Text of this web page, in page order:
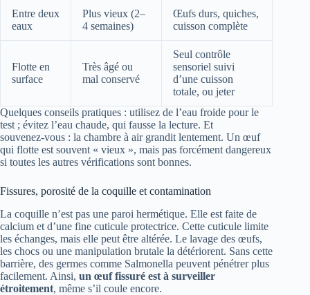
Entre deux
eaux
Plus vieux (2–
4 semaines)
Œufs durs, quiches,
cuisson complète
Flotte en
surface
Très âgé ou
mal conservé
Seul contrôle
sensoriel suivi
d’une cuisson
totale, ou jeter
Quelques conseils pratiques : utilisez de l’eau froide pour le
test ; évitez l’eau chaude, qui fausse la lecture. Et
souvenez‑vous : la chambre à air grandit lentement. Un œuf
qui flotte est souvent « vieux », mais pas forcément dangereux
si toutes les autres vérifications sont bonnes.
Fissures, porosité de la coquille et contamination
La coquille n’est pas une paroi hermétique. Elle est faite de
calcium et d’une fine cuticule protectrice. Cette cuticule limite
les échanges, mais elle peut être altérée. Le lavage des œufs,
les chocs ou une manipulation brutale la détériorent. Sans cette
barrière, des germes comme Salmonella peuvent pénétrer plus
facilement. Ainsi, un œuf fissuré est à surveiller
étroitement, même s’il coule encore.